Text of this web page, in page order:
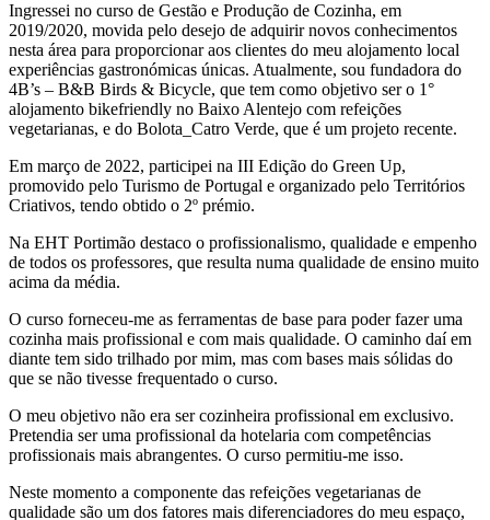
Ingressei no curso de Gestão e Produção de Cozinha, em
2019/2020, movida pelo desejo de adquirir novos conhecimentos
nesta área para proporcionar aos clientes do meu alojamento local
experiências gastronómicas únicas. Atualmente, sou fundadora do
4B’s – B&B Birds & Bicycle, que tem como objetivo ser o 1°
alojamento bikefriendly no Baixo Alentejo com refeições
vegetarianas, e do Bolota_Catro Verde, que é um projeto recente.
Em março de 2022, participei na III Edição do Green Up,
promovido pelo Turismo de Portugal e organizado pelo Territórios
Criativos, tendo obtido o 2º prémio.
Na EHT Portimão destaco o profissionalismo, qualidade e empenho
de todos os professores, que resulta numa qualidade de ensino muito
acima da média.
O curso forneceu-me as ferramentas de base para poder fazer uma
cozinha mais profissional e com mais qualidade. O caminho daí em
diante tem sido trilhado por mim, mas com bases mais sólidas do
que se não tivesse frequentado o curso.
O meu objetivo não era ser cozinheira profissional em exclusivo.
Pretendia ser uma profissional da hotelaria com competências
profissionais mais abrangentes. O curso permitiu-me isso.
Neste momento a componente das refeições vegetarianas de
qualidade são um dos fatores mais diferenciadores do meu espaço,